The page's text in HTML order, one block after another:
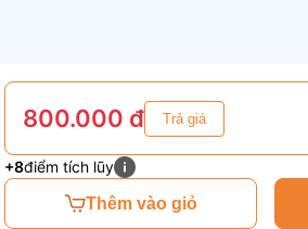
800.000 đ Trả giá
+8điểm tích lũy
Thêm vào giỏ